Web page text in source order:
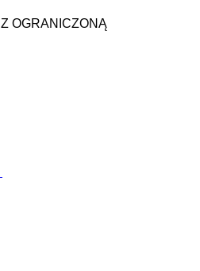
OGRANICZONĄ